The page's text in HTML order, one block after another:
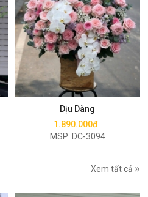
Dịu Dàng
1.890.000đ
MSP: DC-3094
Mua ngay
Xem tất cả